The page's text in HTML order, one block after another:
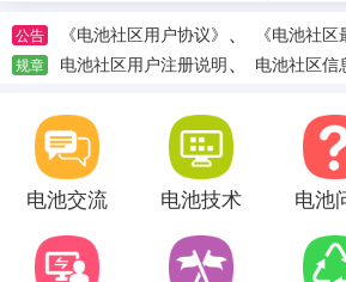
公告 《电池社区用户协议》 、 《电池社区
规章 电池社区用户注册说明、 电池社区信
电池交流 电池技术 电池